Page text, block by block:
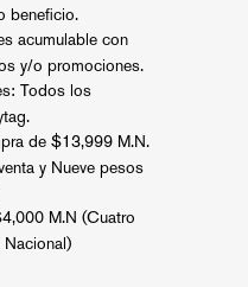
beneficio.
acumulable con
y/o promociones.
Todos los
de $13,999 M.N.
y Nueve pesos
M.N (Cuatro